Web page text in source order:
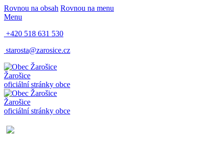
Rovnou na obsah Rovnou na menu
Menu
+420 518 631 530
starosta@zarosice.cz
Žarošice
oficiální stránky obce
Žarošice
oficiální stránky obce